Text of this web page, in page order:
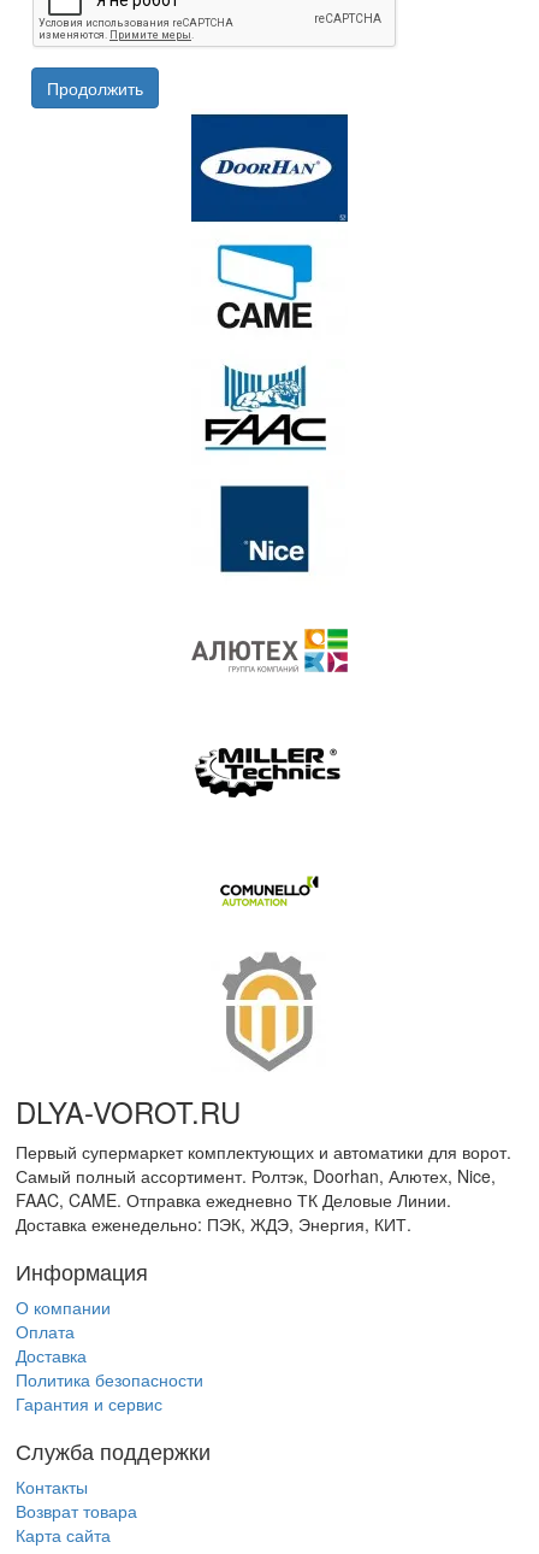
Продолжить
DLYA-VOROT.RU
Первый супермаркет комплектующих и автоматики для ворот.
Самый полный ассортимент. Ролтэк, Doorhan, Алютех, Nice,
FAAC, CAME. Отправка ежедневно ТК Деловые Линии.
Доставка еженедельно: ПЭК, ЖДЭ, Энергия, КИТ.
Информация
О компании
Оплата
Доставка
Политика безопасности
Гарантия и сервис
Служба поддержки
Контакты
Возврат товара
Карта сайта